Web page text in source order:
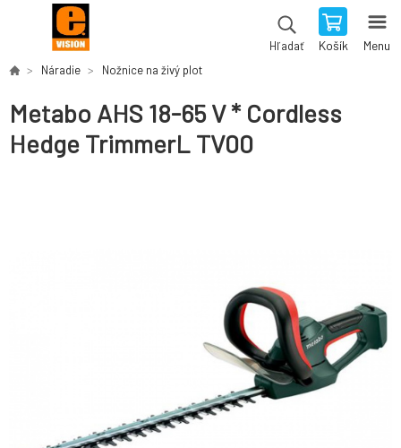
Hľadať Košík Menu
Náradie Nožnice na živý plot
Metabo AHS 18-65 V * Cordless
Hedge TrimmerL TV00